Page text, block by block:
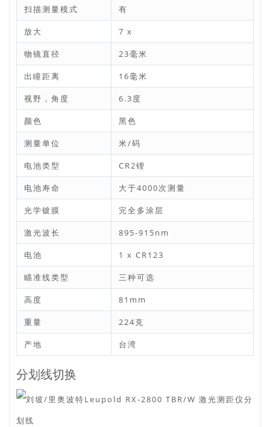
扫描测量模式 有
放大 7 x
物镜直径 23毫米
出瞳距离 16毫米
视野，角度 6.3度
颜色 黑色
测量单位 米/码
电池类型 CR2锂
电池寿命 大于4000次测量
光学镀膜 完全多涂层
激光波长 895-915nm
电池 1 x CR123
瞄准线类型 三种可选
高度 81mm
重量 224克
产地 台湾
分划线切换